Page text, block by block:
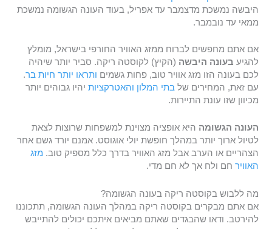
היבשה נמשכת מדצמבר עד אפריל, בעוד העונה הגשומה נמשכת
ממאי עד נובמבר.
אם אתם מחפשים לברוח ממזג האוויר החורפי בישראל, מומלץ
להגיע בעונה היבשה (הקיץ) לקוסטה ריקה. סביר יותר שיהיה
לכם בעונה הזו מזג אוויר טוב, פחות גשמים ותראו יותר חיות בר.
עם זאת, המחירים של בתי המלון והאטרקציות יהיו גבוהים יותר
מכיוון שזו עונת התיירות.
העונה הגשומה היא אופציה מצוינת למשפחות שרוצות לצאת
לטיול ארוך יותר במהלך חופשת יולי אוגוסט. אמנם יורד גשם אחר
הצהריים או הערב אבל מזג האוויר בדרך כלל מספיק טוב. מזג
האוויר חם ולח אך לא חם מדי.
מה ללבוש בקוסטה ריקה בעונה הגשומה?
אם אתם מבקרים בקוסטה ריקה במהלך העונה הגשומה, תתכוננו
להירטב. ודאו שהבגדים שאתם מביאים איתכם יכולים להתייבש